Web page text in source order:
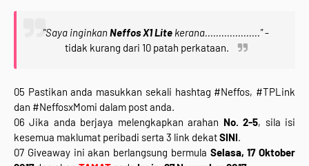
"Saya inginkanNeffos X1 Lite kerana...................."-
tidak kurang dari 10 patah perkataan.
05 Pastikan anda masukkan sekali hashtag #Neffos, #TPLink
dan #NeffosxMomi dalam post anda.
06 Jika anda berjaya melengkapkan arahan No. 2-5, sila isi
kesemua maklumat peribadi serta 3 link dekatSINI.
07 Giveaway ini akan berlangsung bermula Selasa, 17 Oktober